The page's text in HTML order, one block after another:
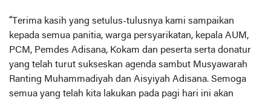
“Terima kasih yang setulus-tulusnya kami sampaikan
kepada semua panitia, warga persyarikatan, kepala AUM,
PCM, Pemdes Adisana, Kokam dan peserta serta donatur
yang telah turut sukseskan agenda sambut Musyawarah
Ranting Muhammadiyah dan Aisyiyah Adisana. Semoga
semua yang telah kita lakukan pada pagi hari ini akan